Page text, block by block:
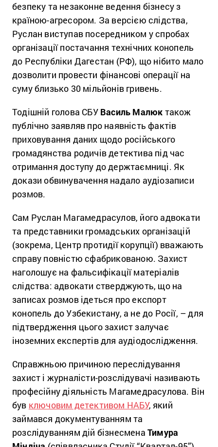
безпеку та незаконне ведення бізнесу з
країною-агресором. За версією слідства,
Руслан виступав посередником у спробах
організації постачання технічних конопель
до Республіки Дагестан (РФ), що нібито мало
дозволити провести фінансові операції на
суму близько 30 мільйонів гривень.
Тодішній голова СБУ Василь Малюк також
публічно заявляв про наявність фактів
приховування даних щодо російського
громадянства родичів детектива під час
отримання доступу до держтаємниці. Як
докази обвинувачення надало аудіозаписи
розмов.
Сам Руслан Магамедрасулов, його адвокати
та представники громадських організацій
(зокрема, Центр протидії корупції) вважають
справу повністю сфабрикованою. Захист
наголошує на фальсифікації матеріалів
слідства: адвокати стверджують, що на
записах розмов ідеться про експорт
конопель до Узбекистану, а не до Росії, – для
підтвердження цього захист залучає
іноземних експертів для аудіодослідження.
Справжньою причиною переслідування
захист і журналісти-розслідувачі називають
професійну діяльність Магамедрасулова. Він
був ключовим детективом НАБУ, який
займався документуванням та
розслідуванням дій бізнесмена Тимура